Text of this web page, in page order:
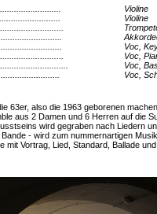
Violine
Violine
Voc,
Voc,
Voc,
Voc,
63er, also die 1963 geborenen
aus 2 Damen und 6 Herren auf die
wird gegraben nach Liedern
- wird zum nummernartigen
mit Vortrag, Lied, Standard, Ballade